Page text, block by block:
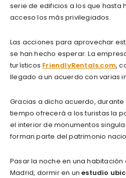
serie de edificios a los que hasta
acceso los más privilegiados.
Las acciones para aprovechar
se han hecho esperar. La
turísticos FriendlyRentals.com,
llegado a un acuerdo con varias
Gracias a dicho acuerdo,
tiempo ofrecerá a los turistas la
el interior de monumentos
forman parte del patrimonio
Pasar la noche en una habitación
Madrid, dormir en unestudio